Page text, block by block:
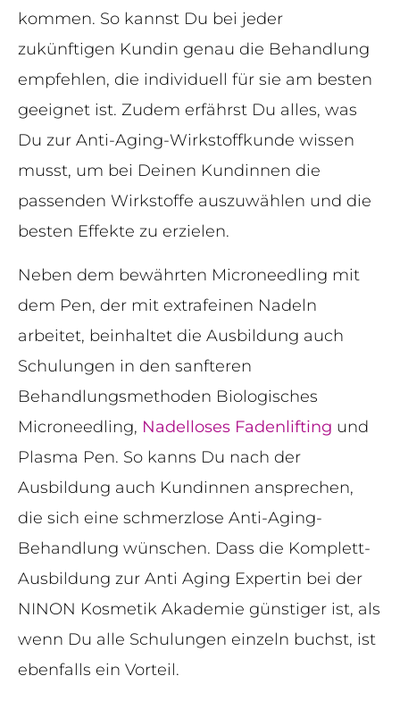
kommen. So kannst Du bei jeder
zukünftigen Kundin genau die Behandlung
empfehlen, die individuell für sie am besten
geeignet ist. Zudem erfährst Du alles, was
Du zur Anti-Aging-Wirkstoffkunde wissen
musst, um bei Deinen Kundinnen die
passenden Wirkstoffe auszuwählen und die
besten Effekte zu erzielen.
Neben dem bewährten Microneedling mit
dem Pen, der mit extrafeinen Nadeln
arbeitet, beinhaltet die Ausbildung auch
Schulungen in den sanfteren
Behandlungsmethoden Biologisches
Microneedling, Nadelloses Fadenlifting und
Plasma Pen. So kanns Du nach der
Ausbildung auch Kundinnen ansprechen,
die sich eine schmerzlose Anti-Aging-
Behandlung wünschen. Dass die Komplett-
Ausbildung zur Anti Aging Expertin bei der
NINON Kosmetik Akademie günstiger ist, als
wenn Du alle Schulungen einzeln buchst, ist
ebenfalls ein Vorteil.